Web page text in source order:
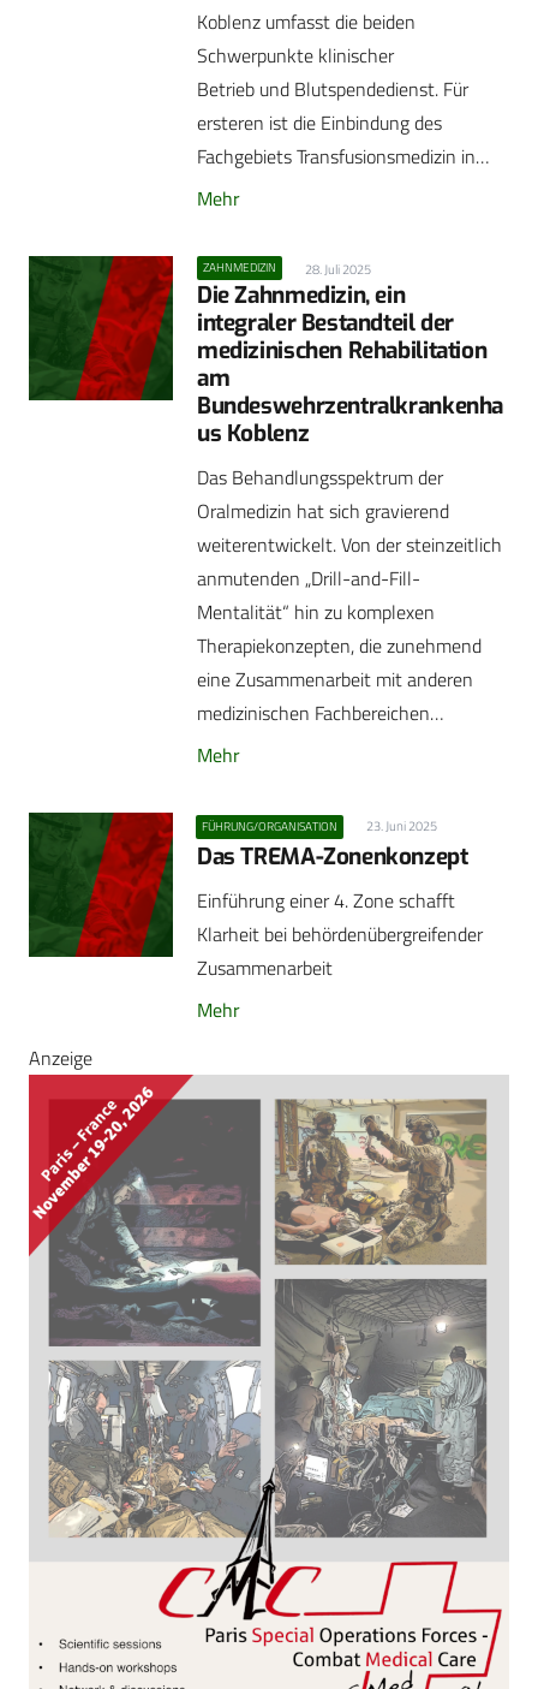
Koblenz umfasst die beiden
Schwerpunkte klinischer
Betrieb und Blutspendedienst. Für
ersteren ist die Einbindung des
Fachgebiets Transfusionsmedizin in…
Mehr
ZAHNMEDIZIN 28. Juli 2025
Die Zahnmedizin, ein
integraler Bestandteil der
medizinischen Rehabilitation
am
Bundeswehrzentralkrankenha
us Koblenz
Das Behandlungsspektrum der
Oralmedizin hat sich gravierend
weiterentwickelt. Von der steinzeitlich
anmutenden „Drill-and-Fill-
Mentalität“ hin zu komplexen
Therapiekonzepten, die zunehmend
eine Zusammenarbeit mit anderen
medizinischen Fachbereichen…
Mehr
FÜHRUNG/ORGANISATION 23. Juni 2025
Das TREMA-Zonenkonzept
Einführung einer 4. Zone schafft
Klarheit bei behördenübergreifender
Zusammenarbeit
Mehr
Anzeige